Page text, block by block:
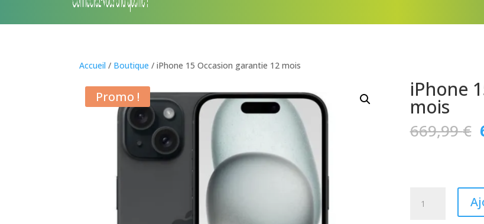
Accueil / Boutique / iPhone 15 Occasion garantie 12 mois
Promo ! iPhone
mois
669,99€